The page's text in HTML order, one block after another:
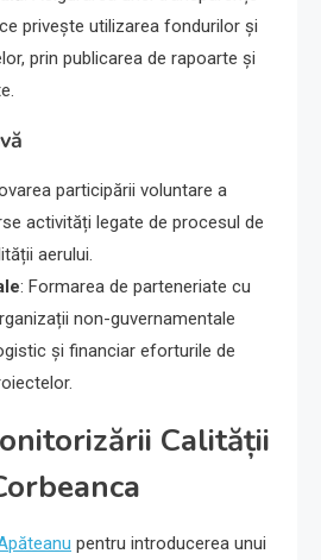
privește utilizarea fondurilor și
prin publicarea de rapoarte și
participării voluntare a
activități legate de procesul de
aerului.
: Formarea de parteneriate cu
non-guvernamentale
și financiar eforturile de
Calității
pentru introducerea unui